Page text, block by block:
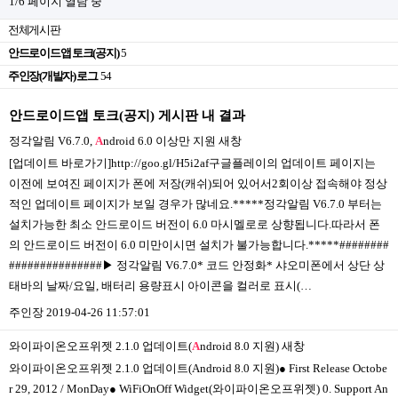
전체게시판
안드로이드앱 토크(공지) 5
주인장(개발자) 로그 54
안드로이드앱 토크(공지) 게시판 내 결과
정각알림 V6.7.0, Android 6.0 이상만 지원 새창
[업데이트 바로가기]http://goo.gl/H5i2af구글플레이의 업데이트 페이지는
이전에 보여진 페이지가 폰에 저장(캐쉬)되어 있어서2회이상 접속해야 정상
적인 업데이트 페이지가 보일 경우가 많네요.*****정각알림 V6.7.0 부터는
설치가능한 최소 안드로이드 버전이 6.0 마시멜로로 상향됩니다.따라서 폰
의 안드로이드 버전이 6.0 미만이시면 설치가 불가능합니다.*****########
###############▶ 정각알림 V6.7.0* 코드 안정화* 샤오미폰에서 상단 상
태바의 날짜/요일, 배터리 용량표시 아이콘을 컬러로 표시(…
주인장 2019-04-26 11:57:01
와이파이온오프위젯 2.1.0 업데이트(Android 8.0 지원) 새창
와이파이온오프위젯 2.1.0 업데이트(Android 8.0 지원)● First Release Octobe
r 29, 2012 / MonDay● WiFiOnOff Widget(와이파이온오프위젯) 0. Support An